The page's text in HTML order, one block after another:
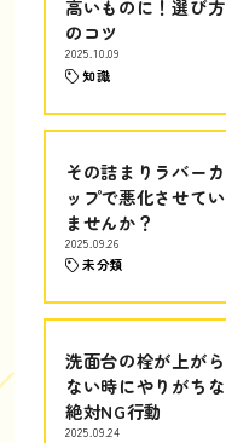
高いものに！選び方
のコツ
2025.10.09
知識
その詰まりラバーカ
ップで悪化させてい
ませんか？
2025.09.26
未分類
洗面台の栓が上がら
ない時にやりがちな
絶対NG行動
2025.09.24